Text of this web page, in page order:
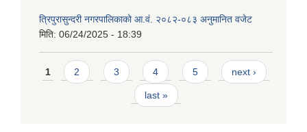
त्रिपुरासुन्दरी नगरपालिकाको आ.वं. २०८२-०८३ अनुमानित वजेट
मिति: 06/24/2025 - 18:39
Pages
1 2 3 4 5 next ›
last »